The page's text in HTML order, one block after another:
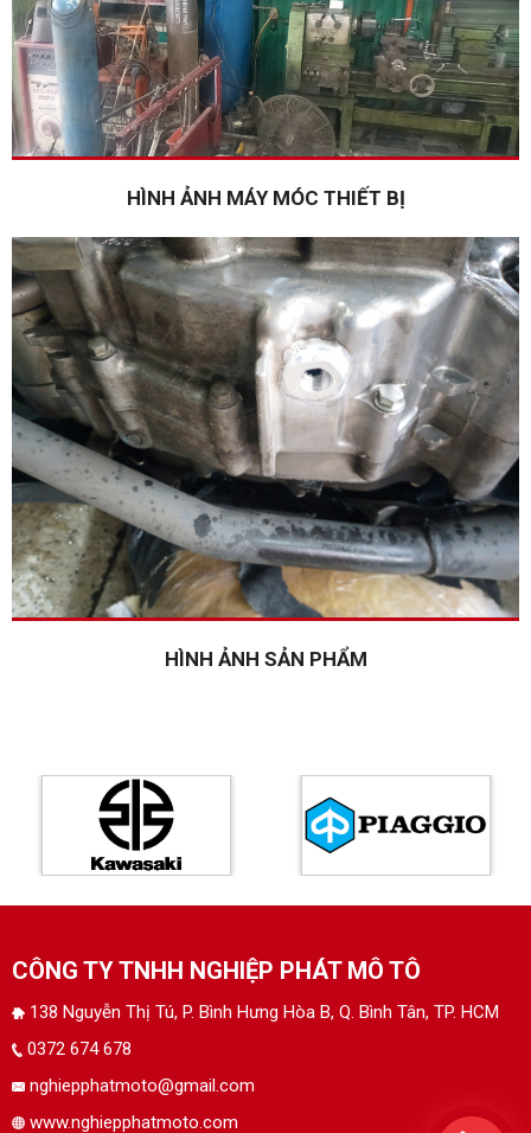
HÌNH ẢNH MÁY MÓC THIẾT BỊ
HÌNH ẢNH SẢN PHẨM
CÔNG TY TNHH NGHIỆP PHÁT MÔ TÔ
138 Nguyễn Thị Tú, P. Bình Hưng Hòa B, Q. Bình Tân, TP. HCM
0372 674 678
nghiepphatmoto@gmail.com
www.nghiepphatmoto.com